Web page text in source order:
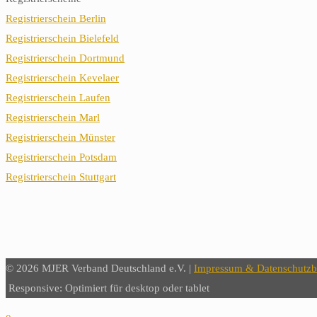
Registrierschein Berlin
Registrierschein Bielefeld
Registrierschein Dortmund
Registrierschein Kevelaer
Registrierschein Laufen
Registrierschein Marl
Registrierschein Münster
Registrierschein Potsdam
Registrierschein Stuttgart
© 2026 MJER Verband Deutschland e.V. | Impressum &
Responsive: Optimiert für desktop oder tablet